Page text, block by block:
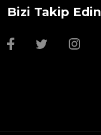
Wmf Bıçak Bileyi
Bizi Takip Edin